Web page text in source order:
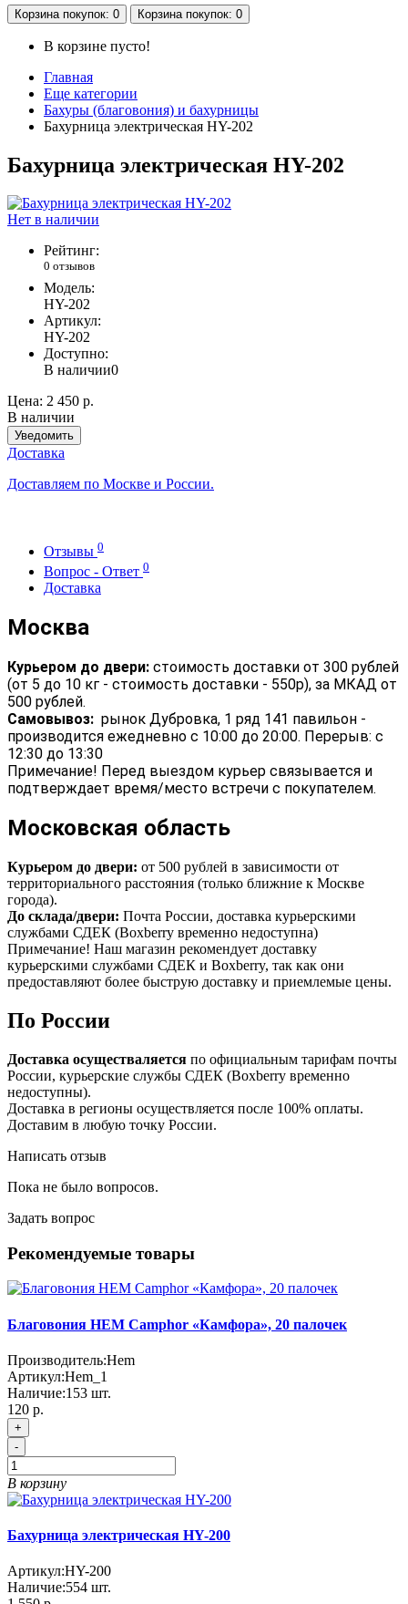
Корзина покупок: 0 Корзина покупок: 0
В корзине пусто!
Главная
Еще категории
Бахуры (благовония) и бахурницы
Бахурница электрическая HY-202
Бахурница электрическая HY-202
Нет в наличии
Рейтинг:
0 отзывов
Модель:
HY-202
Артикул:
HY-202
Доступно:
В наличии0
Цена: 2 450 р.
В наличии
Уведомить
Доставка
Доставляем по Москве и России.
Отзывы 0
Вопрос - Ответ 0
Доставка
Москва
Курьером до двери: стоимость доставки от 300 рублей
(от 5 до 10 кг - стоимость доставки - 550р), за МКАД от
500 рублей.
Самовывоз: рынок Дубровка, 1 ряд 141 павильон -
производится ежедневно с 10:00 до 20:00. Перерыв: с
12:30 до 13:30
Примечание! Перед выездом курьер связывается и
подтверждает время/место встречи с покупателем.
Московская область
Курьером до двери: от 500 рублей в зависимости от
территориального расстояния (только ближние к Москве
города).
До склада/двери: Почта России, доставка курьерскими
службами СДЕК (Boxberry временно недоступна)
Примечание! Наш магазин рекомендует доставку
курьерскими службами СДЕК и Boxberry, так как они
предоставляют более быструю доставку и приемлемые цены.
По России
Доставка осуществаляется по официальным тарифам почты
России, курьерские службы СДЕК (Boxberry временно
недоступны).
Доставка в регионы осуществляется после 100% оплаты.
Доставим в любую точку России.
Написать отзыв
Пока не было вопросов.
Задать вопрос
Рекомендуемые товары
Благовония HEM Camphor «Камфора», 20 палочек
Производитель:Hem
Артикул:Hem_1
Наличие:153 шт.
120 р.
+
-
В корзину
Бахурница электрическая HY-200
Артикул:HY-200
Наличие:554 шт.